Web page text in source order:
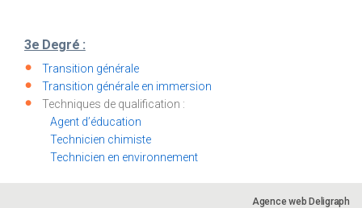
3e Degré :
Transition générale
Transition générale en immersion
Techniques de qualification :
Agent d’éducation
Technicien chimiste
Technicien en environnement
Agence web Deligraph